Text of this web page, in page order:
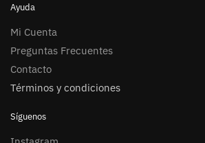
Ayuda
Mi Cuenta
Preguntas Frecuentes
Contacto
Términos y condiciones
Síguenos